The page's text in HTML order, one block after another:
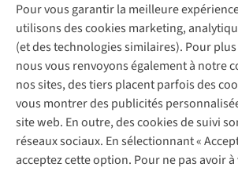
Pour vous garantir la meilleure
utilisons des cookies marketing,
(et des technologies similaires). Pour
nous vous renvoyons également à notre
nos sites, des tiers placent parfois des
vous montrer des publicités
site web. En outre, des cookies de suivi
réseaux sociaux. En sélectionnant «
acceptez cette option. Pour ne pas avoir
Entretien & réparations
Garantie
Contactez-nous
Nos magasins
À propos d’A.S.Adventure
Déclaration d'accessibilité
Entretien de ski
Service de lavage
Entretien de chaussures
Réparation de chaussures
Réparation de vêtements
Retouches
Pour les entreprises
A.S.Magazine
Explore Camp
Expertise & conseils
Abonnez-vous à la newsletter
Suivez-nous